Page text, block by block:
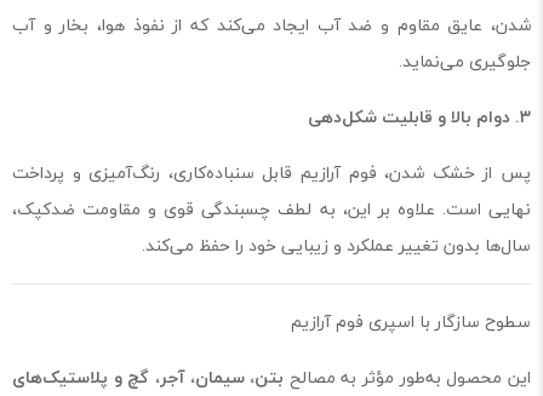
شدن، عایق مقاوم و ضد آب ایجاد می‌کند که از نفوذ هوا، بخار و آب
جلوگیری می‌نماید.
۳. دوام بالا و قابلیت شکل‌دهی
پس از خشک شدن، فوم آرازیم قابل سنباده‌کاری، رنگ‌آمیزی و پرداخت
نهایی است. علاوه بر این، به لطف چسبندگی قوی و مقاومت ضدکپک،
سال‌ها بدون تغییر عملکرد و زیبایی خود را حفظ می‌کند.
سطوح سازگار با اسپری فوم آرازیم
این محصول به‌طور مؤثر به مصالح بتن، سیمان، آجر، گچ و پلاستیک‌های